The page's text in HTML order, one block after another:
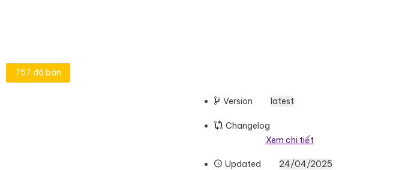
757 đã bán
Version latest
Changelog
Xem chi tiết
Updated 24/04/2025